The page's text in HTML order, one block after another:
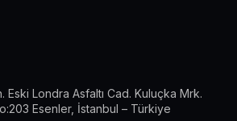
Eski Londra Asfaltı Cad. Kuluçka Mrk.
Esenler, İstanbul – Türkiye